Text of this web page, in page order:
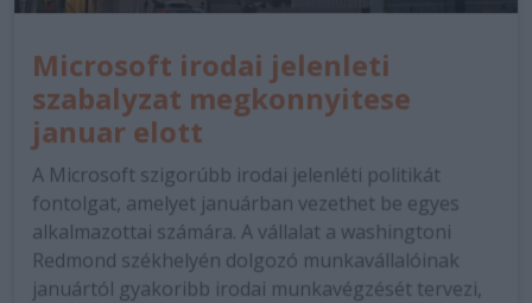
Microsoft irodai jelenleti
szabalyzat megkonnyitese
januar elott
A Microsoft szigorúbb irodai jelenléti politikát
fontolgat, amelyet januárban vezethet be egyes
alkalmazottai számára. A vállalat a washingtoni
Redmond székhelyén dolgozó munkavállalóinak
januártól gyakoribb irodai munkavégzését tervezi,